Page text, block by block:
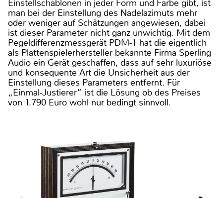
Einstellschablonen in jeder Form und Farbe gibt, ist
man bei der Einstellung des Nadelazimuts mehr
oder weniger auf Schätzungen angewiesen, dabei
ist dieser Parameter nicht ganz unwichtig. Mit dem
Pegeldifferenzmessgerät PDM-1 hat die eigentlich
als Plattenspielerhersteller bekannte Firma Sperling
Audio ein Gerät geschaffen, dass auf sehr luxuriöse
und konsequente Art die Unsicherheit aus der
Einstellung dieses Parameters entfernt. Für
„Einmal-Justierer“ ist die Lösung ob des Preises
von 1.790 Euro wohl nur bedingt sinnvoll.